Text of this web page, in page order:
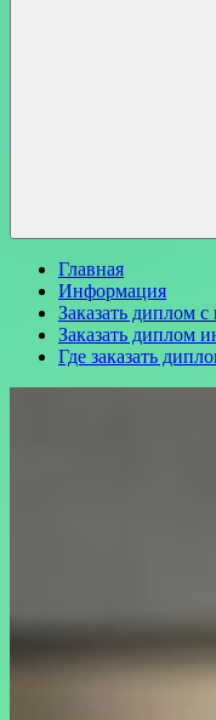
Главная
Информация
Заказать диплом
Заказать диплом
Где заказать